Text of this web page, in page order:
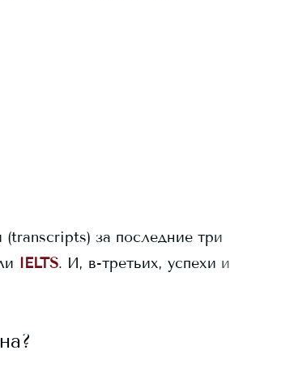
за последние три
IELTS. И, в-третьих, успехи и